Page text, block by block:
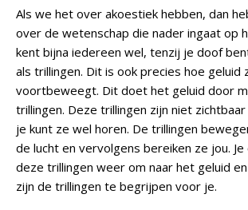
Als we het over akoestiek hebben, dan
over de wetenschap die nader ingaat op
kent bijna iedereen wel, tenzij je doof
als trillingen. Dit is ook precies hoe geluid
voortbeweegt. Dit doet het geluid door
trillingen. Deze trillingen zijn niet
je kunt ze wel horen. De trillingen
de lucht en vervolgens bereiken ze jou.
deze trillingen weer om naar het geluid
zijn de trillingen te begrijpen voor je.